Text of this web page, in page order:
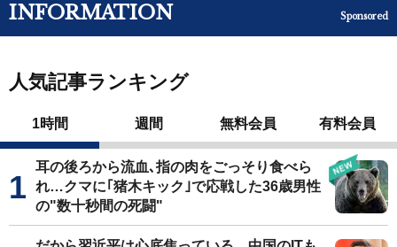
INFORMATION Sponsored
人気記事ランキング
1時間 週間 無料会員 有料会員
耳の後ろから流血､指の肉をごっそり食べら
れ…クマに｢猪木キック｣で応戦した36歳男性
の"数十秒間の死闘"